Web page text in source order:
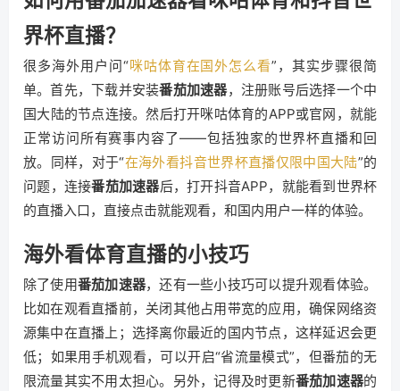
界杯直播？
很多海外用户问“咪咕体育在国外怎么看”，其实步骤很简
单。首先，下载并安装番茄加速器，注册账号后选择一个中
国大陆的节点连接。然后打开咪咕体育的APP或官网，就能
正常访问所有赛事内容了——包括独家的世界杯直播和回
放。同样，对于“在海外看抖音世界杯直播仅限中国大陆”的
问题，连接番茄加速器后，打开抖音APP，就能看到世界杯
的直播入口，直接点击就能观看，和国内用户一样的体验。
海外看体育直播的小技巧
除了使用番茄加速器，还有一些小技巧可以提升观看体验。
比如在观看直播前，关闭其他占用带宽的应用，确保网络资
源集中在直播上；选择离你最近的国内节点，这样延迟会更
低；如果用手机观看，可以开启“省流量模式”，但番茄的无
限流量其实不用太担心。另外，记得及时更新番茄加速器的